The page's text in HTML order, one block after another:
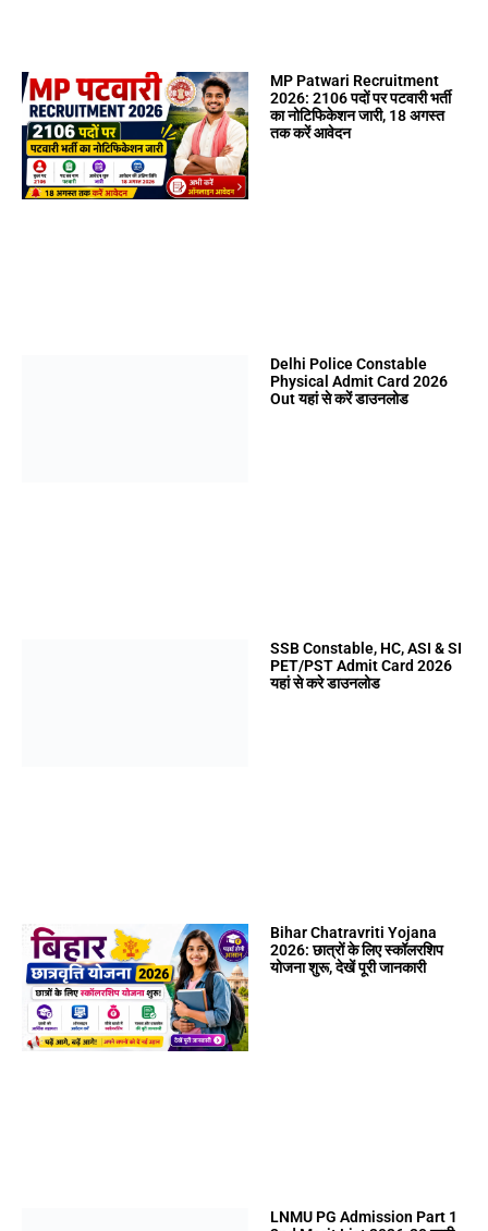
MP Patwari Recruitment
2026: 2106 पदों पर पटवारी भर्ती
का नोटिफिकेशन जारी, 18 अगस्त
तक करें आवेदन
Delhi Police Constable
Physical Admit Card 2026
Out यहां से करें डाउनलोड
SSB Constable, HC, ASI & SI
PET/PST Admit Card 2026
यहां से करे डाउनलोड
Bihar Chatravriti Yojana
2026: छात्रों के लिए स्कॉलरशिप
योजना शुरू, देखें पूरी जानकारी
LNMU PG Admission Part 1